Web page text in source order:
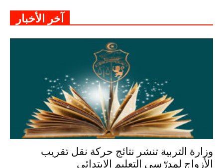
آخر الأخبار
وزارة التربية تنشر نتائج حركة نقل تقريب
الأزواج لمدرّسي التعليم الابتدائي